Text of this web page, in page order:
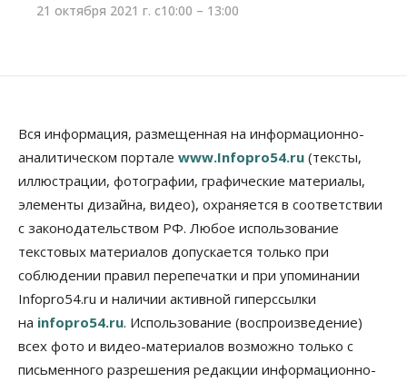
21 октября 2021 г. с10:00 – 13:00
Вся информация, размещенная на информационно-
аналитическом портале www.Infopro54.ru (тексты,
иллюстрации, фотографии, графические материалы,
элементы дизайна, видео), охраняется в соответствии
с законодательством РФ. Любое использование
текстовых материалов допускается только при
соблюдении правил перепечатки и при упоминании
Infopro54.ru и наличии активной гиперссылки
на infopro54.ru. Использование (воспроизведение)
всех фото и видео-материалов возможно только с
письменного разрешения редакции информационно-